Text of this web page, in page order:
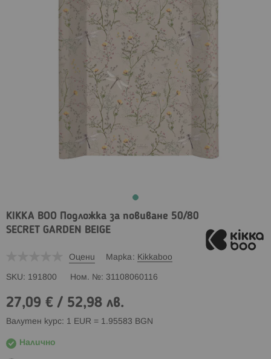
KIKKA BOO Подложка за повиване 50/80
SECRET GARDEN BEIGE
Оцени Марка Kikkaboo
SKU 191800 Ном. № 31108060116
27,09 € / 52,98 лв.
Валутен курс: 1 EUR = 1.95583 BGN
Налично